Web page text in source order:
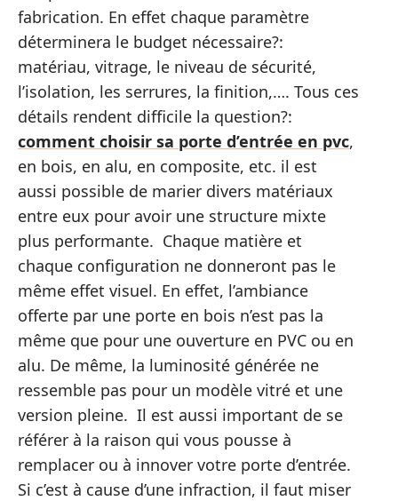
fabrication. En effet chaque paramètre
déterminera le budget nécessaire?:
matériau, vitrage, le niveau de sécurité,
l’isolation, les serrures, la finition,…. Tous ces
détails rendent difficile la question?:
comment choisir sa porte d’entrée en pvc,
en bois, en alu, en composite, etc. il est
aussi possible de marier divers matériaux
entre eux pour avoir une structure mixte
plus performante. Chaque matière et
chaque configuration ne donneront pas le
même effet visuel. En effet, l’ambiance
offerte par une porte en bois n’est pas la
même que pour une ouverture en PVC ou en
alu. De même, la luminosité générée ne
ressemble pas pour un modèle vitré et une
version pleine. Il est aussi important de se
référer à la raison qui vous pousse à
remplacer ou à innover votre porte d’entrée.
Si c’est à cause d’une infraction, il faut miser